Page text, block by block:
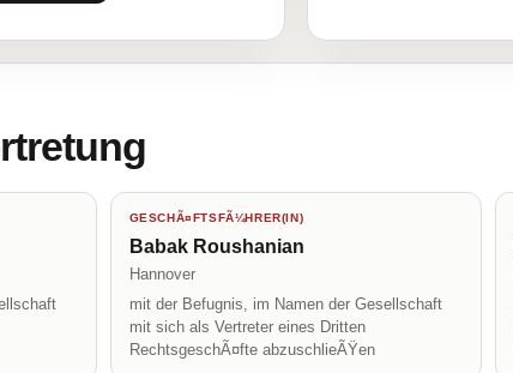
GESCHÃ¤FTSFÃ¼HRER(IN)
Babak Roushanian
Hannover
mit der Befugnis, im Namen der Gesellschaft
mit sich als Vertreter eines Dritten
RechtsgeschÃ¤fte abzuschlieÃŸen